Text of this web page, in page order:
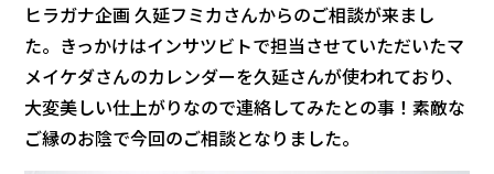
ヒラガナ企画 久延フミカさんからのご相談が来まし
た。きっかけはインサツビトで担当させていただいたマ
メイケダさんのカレンダーを久延さんが使われており、
大変美しい仕上がりなので連絡してみたとの事！素敵な
ご縁のお陰で今回のご相談となりました。